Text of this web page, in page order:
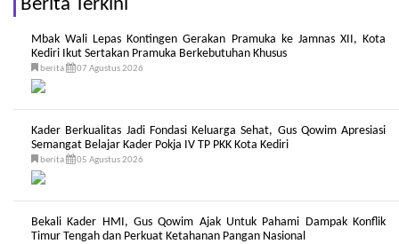
Berita Terkini
Mbak Wali Lepas Kontingen Gerakan Pramuka ke Jamnas XII, Kota
Kediri Ikut Sertakan Pramuka Berkebutuhan Khusus
berita 07 Agustus 2026
Kader Berkualitas Jadi Fondasi Keluarga Sehat, Gus Qowim Apresiasi
Semangat Belajar Kader Pokja IV TP PKK Kota Kediri
berita 05 Agustus 2026
Bekali Kader HMI, Gus Qowim Ajak Untuk Pahami Dampak Konflik
Timur Tengah dan Perkuat Ketahanan Pangan Nasional